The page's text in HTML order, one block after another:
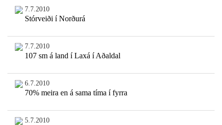
7.7.2010
Stórveiði í Norðurá
7.7.2010
107 sm á land í Laxá í Aðaldal
6.7.2010
70% meira en á sama tíma í fyrra
5.7.2010